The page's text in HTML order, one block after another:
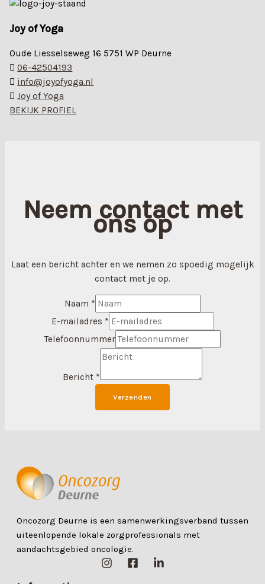
Joy of Yoga
Oude Liesselseweg 16 5751 WP Deurne
06-42504193
info@joyofyoga.nl
Joy of Yoga
BEKIJK PROFIEL
Neem contact met
ons op
Laat een bericht achter en we nemen zo spoedig mogelijk
contact met je op.
Naam *
E-mailadres *
Telefoonnummer
Bericht *
Verzenden
Oncozorg Deurne is een samenwerkingsverband tussen
uiteenlopende lokale zorgprofessionals met
aandachtsgebied oncologie.